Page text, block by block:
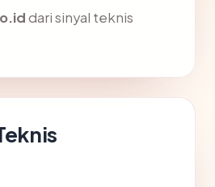
dari sinyal teknis